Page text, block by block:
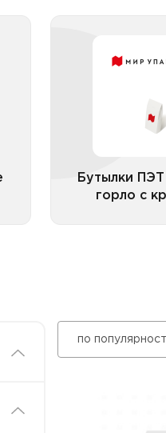
Бутылки
горло с
горло
горло с
Бутылки
по